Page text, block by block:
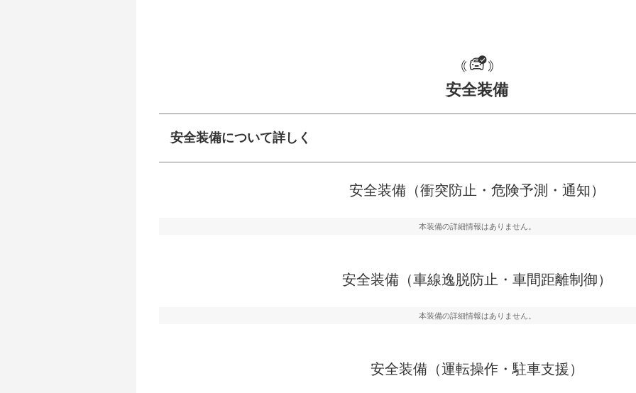
安全装備
安全装備について詳しく
前走車や歩行者との衝突を回避するプリクラッシュブレ
ーキアシスト、ABSなどが装備されています。
見えにくい場所に潜む
テムなどが装備されて
駐車をスムーズに行うためにインテリジェンスパーキン
万が一車体が衝撃を受
安全装備（衝突防止・危険予測・通知）
本装備の詳細情報はありません。
安全装備（車線逸脱防止・車間距離制御）
本装備の詳細情報はありません。
安全装備（運転操作・駐車支援）